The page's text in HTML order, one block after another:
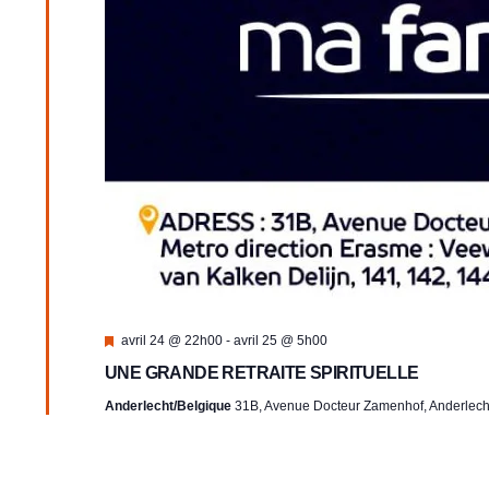
Mis
avant
avril 24 @ 22h00 - avril 25 @ 5h00
UNE GRANDE RETRAITE SPIRITUELLE
Anderlecht/Belgique 31B, Avenue Docteur Zamenhof,